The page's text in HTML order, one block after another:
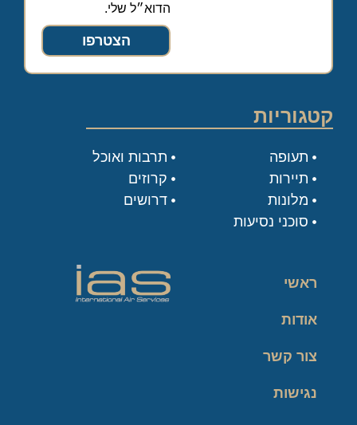
הדוא״ל שלי.
הצטרפו
קטגוריות
תעופה
תיירות
מלונות
סוכני נסיעות
תרבות ואוכל
קרוזים
דרושים
ראשי
אודות
צור קשר
נגישות